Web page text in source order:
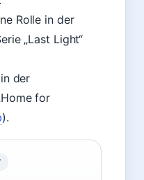
Rolle in der
„Last Light“
der
for
).